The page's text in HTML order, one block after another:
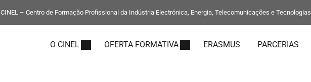
CINEL – Centro de Formação Profissional da Indústria Electrónica, Energia, Telecomunicações e
O CINEL OFERTA FORMATIVA ERASMUS PARCERIAS